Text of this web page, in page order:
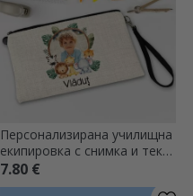
Персонализирана училищна
екипировка с снимка и текст
- Животни
7.80 €